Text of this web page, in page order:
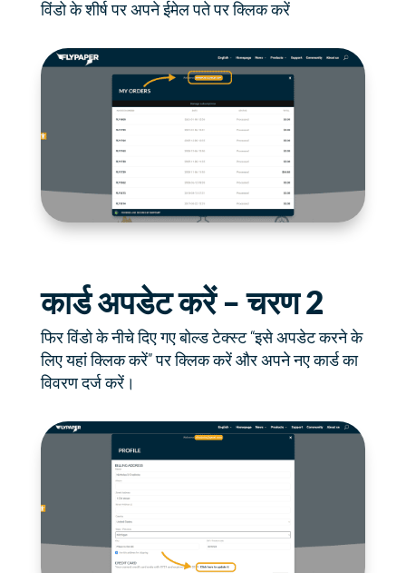
विंडो के शीर्ष पर अपने ईमेल पते पर क्लिक करें
कार्ड अपडेट करें – चरण 2
फिर विंडो के नीचे दिए गए बोल्ड टेक्स्ट “इसे अपडेट करने के
लिए यहां क्लिक करें” पर क्लिक करें और अपने नए कार्ड का
विवरण दर्ज करें।